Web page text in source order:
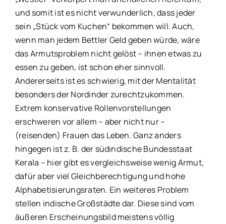
und somit ist es nicht verwunderlich, dass jeder
sein „Stück vom Kuchen“ bekommen will. Auch,
wenn man jedem Bettler Geld geben würde, wäre
das Armutsproblem nicht gelöst – ihnen etwas zu
essen zu geben, ist schon eher sinnvoll.
Andererseits ist es schwierig, mit der Mentalität
besonders der Nordinder zurechtzukommen.
Extrem konservative Rollenvorstellungen
erschweren vor allem – aber nicht nur –
(reisenden) Frauen das Leben. Ganz anders
hingegen ist z. B. der südindische Bundesstaat
Kerala – hier gibt es vergleichsweise wenig Armut,
dafür aber viel Gleichberechtigung und hohe
Alphabetisierungsraten. Ein weiteres Problem
stellen indische Großstädte dar. Diese sind vom
äußeren Erscheinungsbild meistens völlig